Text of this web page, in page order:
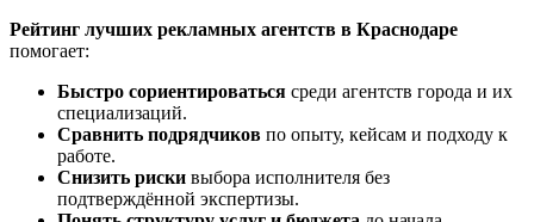
Рейтинг лучших рекламных агентств в Краснодаре
помогает:
Быстро сориентироваться среди агентств города и их
специализаций.
Сравнить подрядчиков по опыту, кейсам и подходу к
работе.
Снизить риски выбора исполнителя без
подтверждённой экспертизы.